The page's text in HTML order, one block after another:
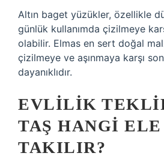
Altın baget yüzükler, özellikle
günlük kullanımda çizilmeye
olabilir. Elmas en sert doğal
çizilmeye ve aşınmaya karşı
dayanıklıdır.
EVLILIK
TAŞ HANGI ELE
TAKILIR?